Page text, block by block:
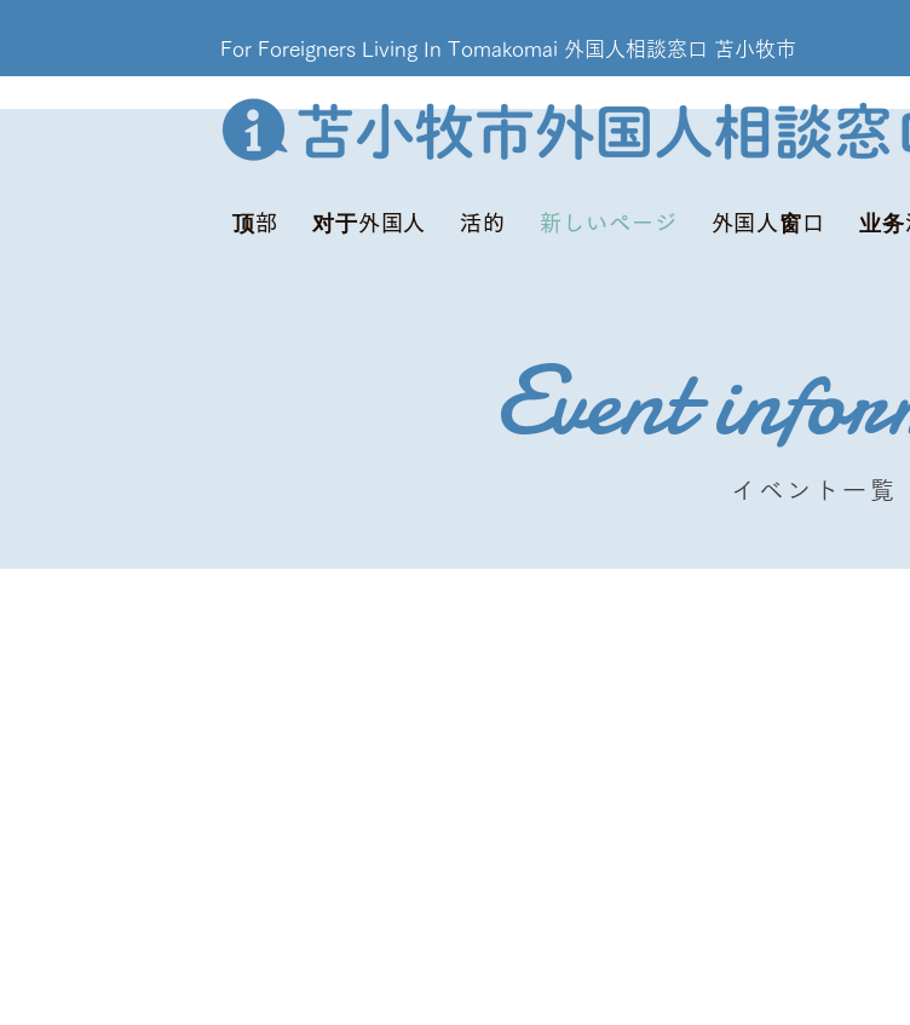
For Foreigners Living In Tomakomai 外国人相談窓口 苫小牧市
顶部 对于外国人 活的 新しいページ 外国人窗口 业务
Event
イベント一覧